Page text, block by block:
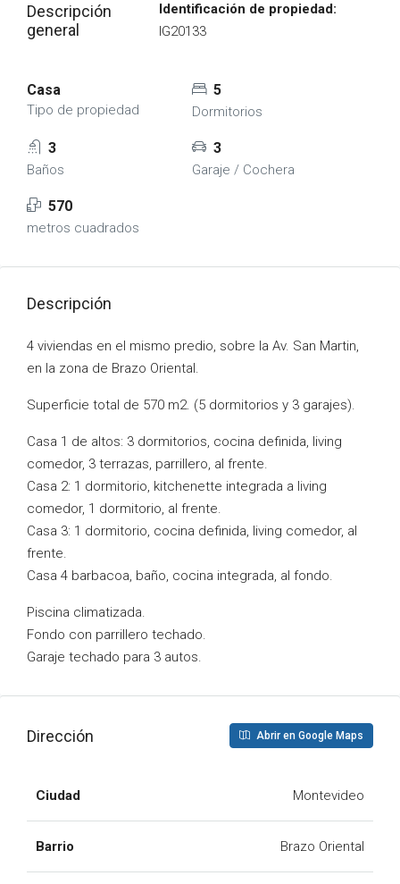
Descripción
general
Identificación de propiedad:
IG20133
Casa
Tipo de propiedad
5
Dormitorios
3
Baños
3
Garaje / Cochera
570
metros cuadrados
Descripción
4 viviendas en el mismo predio, sobre la Av. San Martin,
en la zona de Brazo Oriental.
Superficie total de 570 m2. (5 dormitorios y 3 garajes).
Casa 1 de altos: 3 dormitorios, cocina definida, living
comedor, 3 terrazas, parrillero, al frente.
Casa 2: 1 dormitorio, kitchenette integrada a living
comedor, 1 dormitorio, al frente.
Casa 3: 1 dormitorio, cocina definida, living comedor, al
frente.
Casa 4 barbacoa, baño, cocina integrada, al fondo.
Piscina climatizada.
Fondo con parrillero techado.
Garaje techado para 3 autos.
Dirección Abrir en Google Maps
Ciudad Montevideo
Barrio Brazo Oriental